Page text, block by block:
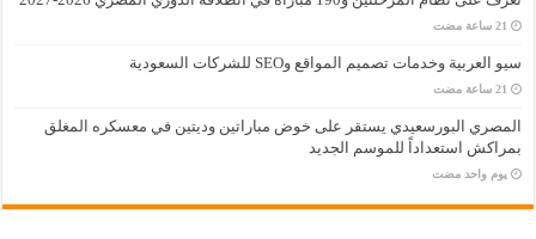
سيو العربية وخدمات تصميم المواقع وSEO للشركات السعودية
المصري البورسعيدي يستقر على خوض مباراتين وديتين في معسكره المغلق
بمراكش استعداداً للموسم الجديد
‏يوم واحد مضت